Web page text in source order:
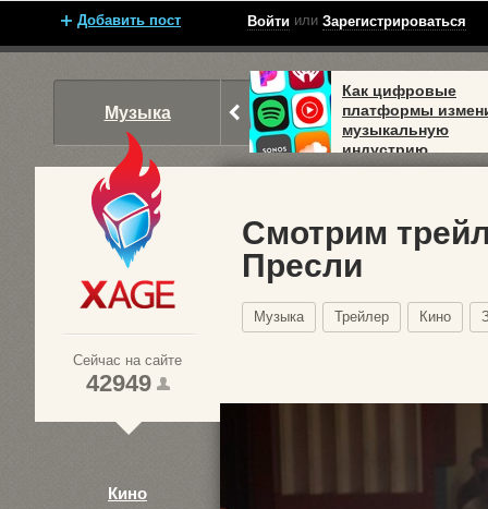
Добавить пост Войти или Зарегистрироваться
Музыка
Как цифровые
платформы
музыкальную
индустрию
Сейчас на сайте
42949
Кино
Смотрим
Пресли
Музыка Трейлер Кино